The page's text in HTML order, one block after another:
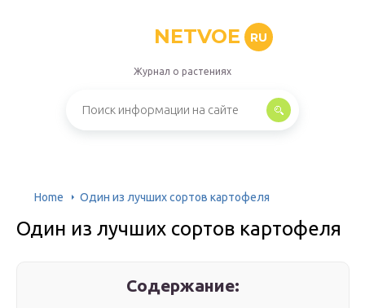
NETVOE RU
Журнал о растениях
Home Один из лучших сортов картофеля
Один из лучших сортов картофеля
Содержание: